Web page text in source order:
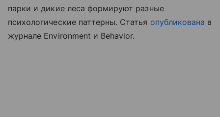
парки и дикие леса формируют разные
психологические паттерны. Статья опубликована в
журнале Environment и Behavior.